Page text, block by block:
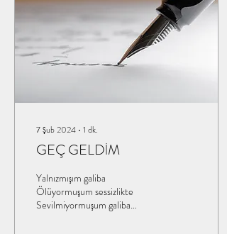
7 Şub 2024 ∙ 1 dk.
GEÇ GELDİM
Yalnızmışım galiba
Ölüyormuşum sessizlikte
Sevilmiyormuşum galiba